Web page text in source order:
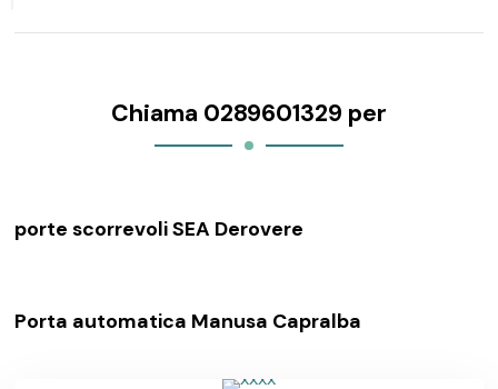
Chiama 0289601329 per
porte scorrevoli SEA Derovere
Porta automatica Manusa Capralba